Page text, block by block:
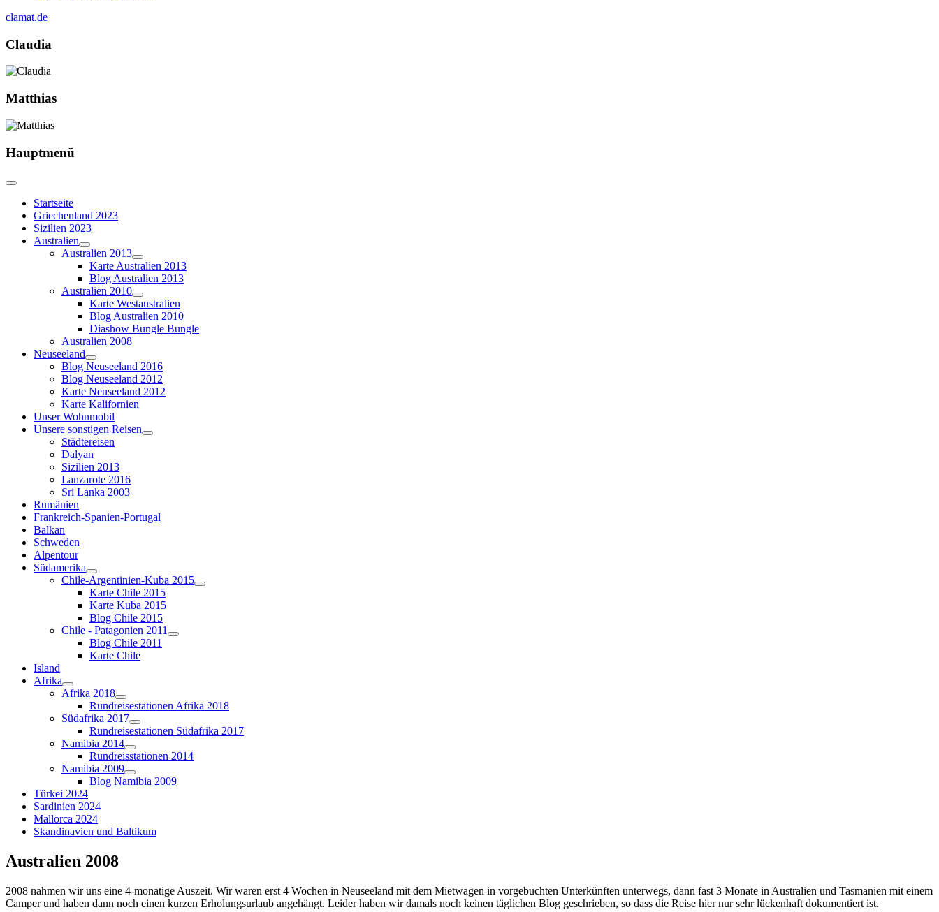
clamat.de
Claudia
Matthias
Hauptmenü
Startseite
Griechenland 2023
Sizilien 2023
Australien
Australien 2013
Karte Australien 2013
Blog Australien 2013
Australien 2010
Karte Westaustralien
Blog Australien 2010
Diashow Bungle Bungle
Australien 2008
Neuseeland
Blog Neuseeland 2016
Blog Neuseeland 2012
Karte Neuseeland 2012
Karte Kalifornien
Unser Wohnmobil
Unsere sonstigen Reisen
Städtereisen
Dalyan
Sizilien 2013
Lanzarote 2016
Sri Lanka 2003
Rumänien
Frankreich-Spanien-Portugal
Balkan
Schweden
Alpentour
Südamerika
Chile-Argentinien-Kuba 2015
Karte Chile 2015
Karte Kuba 2015
Blog Chile 2015
Chile - Patagonien 2011
Blog Chile 2011
Karte Chile
Island
Afrika
Afrika 2018
Rundreisestationen Afrika 2018
Südafrika 2017
Rundreisestationen Südafrika 2017
Namibia 2014
Rundreisstationen 2014
Namibia 2009
Blog Namibia 2009
Türkei 2024
Sardinien 2024
Mallorca 2024
Skandinavien und Baltikum
Australien 2008
2008 nahmen wir uns eine 4-monatige Auszeit. Wir waren erst 4 Wochen in Neuseeland mit dem Mietwagen in vorgebuchten Unterkünften unterwegs, dann fast 3 Monate in Australien und Tasmanien mit einem
Camper und haben dann noch einen kurzen Erholungsurlaub angehängt. Leider haben wir damals noch keinen täglichen Blog geschrieben, so dass die Reise hier nur sehr lückenhaft dokumentiert ist.